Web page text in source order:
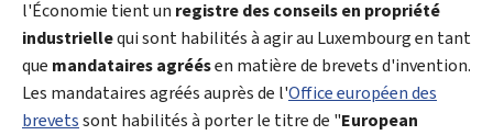
l'Économie tient un registre des conseils en propriété
industriellequi sont habilités à agir au Luxembourg en tant
que mandataires agréésen matière de brevets d'invention.
Les mandataires agréés auprès de l'Office européen des
brevetssont habilités à porter le titre de "European